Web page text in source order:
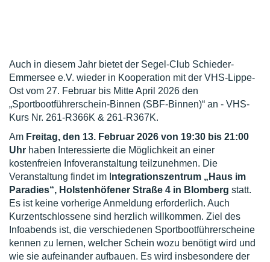
Auch in diesem Jahr bietet der Segel-Club Schieder-
Emmersee e.V. wieder in Kooperation mit der VHS-Lippe-
Ost vom 27. Februar bis Mitte April 2026 den
„Sportbootführerschein-Binnen (SBF-Binnen)“ an - VHS-
Kurs Nr. 261-R366K & 261-R367K.
Am Freitag, den 13. Februar 2026 von 19:30 bis 21:00
Uhr haben Interessierte die Möglichkeit an einer
kostenfreien Infoveranstaltung teilzunehmen. Die
Veranstaltung findet im I ntegrationszentrum „Haus im
Paradies“, Holstenhöfener Straße 4 in Blomberg statt.
Es ist keine vorherige Anmeldung erforderlich. Auch
Kurzentschlossene sind herzlich willkommen. Ziel des
Infoabends ist, die verschiedenen Sportbootführerscheine
kennen zu lernen, welcher Schein wozu benötigt wird und
wie sie aufeinander aufbauen. Es wird insbesondere der